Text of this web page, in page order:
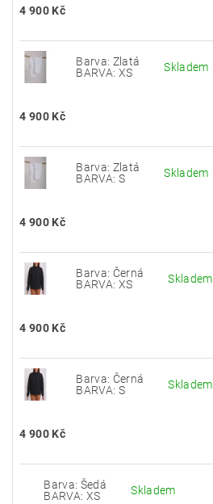
4 900 Kč
Barva: Zlatá
BARVA: XS
Skladem
4 900 Kč
Barva: Zlatá
BARVA: S
Skladem
4 900 Kč
Barva: Černá
BARVA: XS
Skladem
4 900 Kč
Barva: Černá
BARVA: S
Skladem
4 900 Kč
Barva: Šedá
BARVA: XS
Skladem